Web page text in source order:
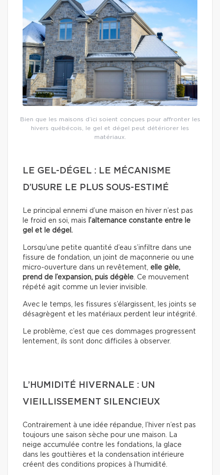
Bien que les maisons d’ici soient conçues pour affronter les
hivers québécois, le gel et dégel peut détériorer les
matériaux.
LE GEL-DÉGEL : LE MÉCANISME
D’USURE LE PLUS SOUS-ESTIMÉ
Le principal ennemi d’une maison en hiver n’est pas
le froid en soi, mais l’alternance constante entre le
gel et le dégel.
Lorsqu’une petite quantité d’eau s’infiltre dans une
fissure de fondation, un joint de maçonnerie ou une
micro-ouverture dans un revêtement, elle gèle,
prend de l’expansion, puis dégèle. Ce mouvement
répété agit comme un levier invisible.
Avec le temps, les fissures s’élargissent, les joints se
désagrègent et les matériaux perdent leur intégrité.
Le problème, c’est que ces dommages progressent
lentement, ils sont donc difficiles à observer.
L’HUMIDITÉ HIVERNALE : UN
VIEILLISSEMENT SILENCIEUX
Contrairement à une idée répandue, l’hiver n’est pas
toujours une saison sèche pour une maison. La
neige accumulée contre les fondations, la glace
dans les gouttières et la condensation intérieure
créent des conditions propices à l’humidité.